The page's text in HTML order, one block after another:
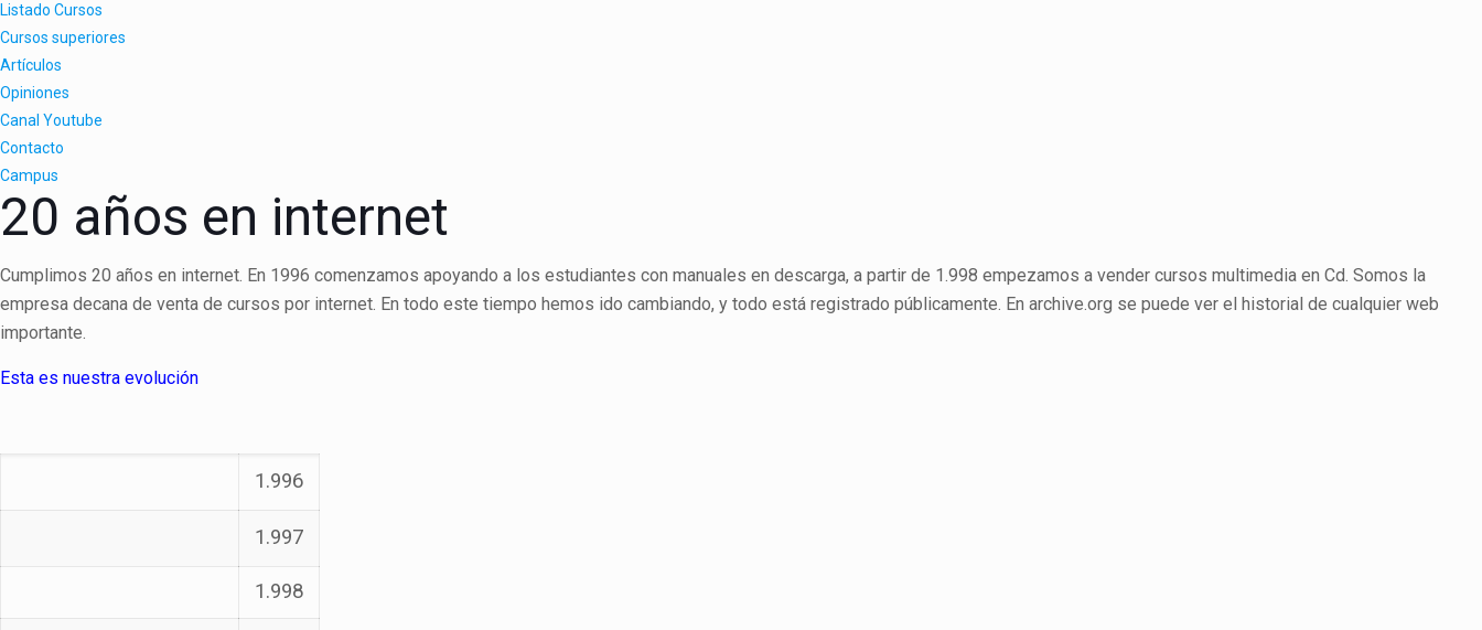
Listado Cursos
Cursos superiores
Artículos
Opiniones
Canal Youtube
Contacto
Campus
20 años en internet
Cumplimos 20 años en internet. En 1996 comenzamos apoyando a los estudiantes con manuales en descarga, a partir de 1.998 empezamos a vender cursos multimedia en Cd. Somos la
empresa decana de venta de cursos por internet. En todo este tiempo hemos ido cambiando, y todo está registrado públicamente. En archive.org se puede ver el historial de cualquier web
importante.
Esta es nuestra evolución
1.996
1.997
1.998